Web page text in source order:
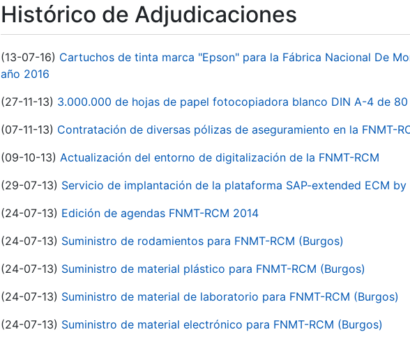
Histórico de Adjudicaciones
(13-07-16) Cartuchos de tinta marca "Epson" para la Fábrica Nacional De
año 2016
(27-11-13) 3.000.000 de hojas de papel fotocopiadora blanco DIN A-4 de 80
(07-11-13) Contratación de diversas pólizas de aseguramiento en la FNMT-
(09-10-13) Actualización del entorno de digitalización de la FNMT-RCM
(29-07-13) Servicio de implantación de la plataforma SAP-extended ECM by
(24-07-13) Edición de agendas FNMT-RCM 2014
(24-07-13) Suministro de rodamientos para FNMT-RCM (Burgos)
(24-07-13) Suministro de material plástico para FNMT-RCM (Burgos)
(24-07-13) Suministro de material de laboratorio para FNMT-RCM (Burgos)
(24-07-13) Suministro de material electrónico para FNMT-RCM (Burgos)